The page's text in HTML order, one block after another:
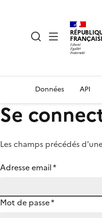
Données API
Se
Les champs précédés
Adresse email*
Mot de passe*